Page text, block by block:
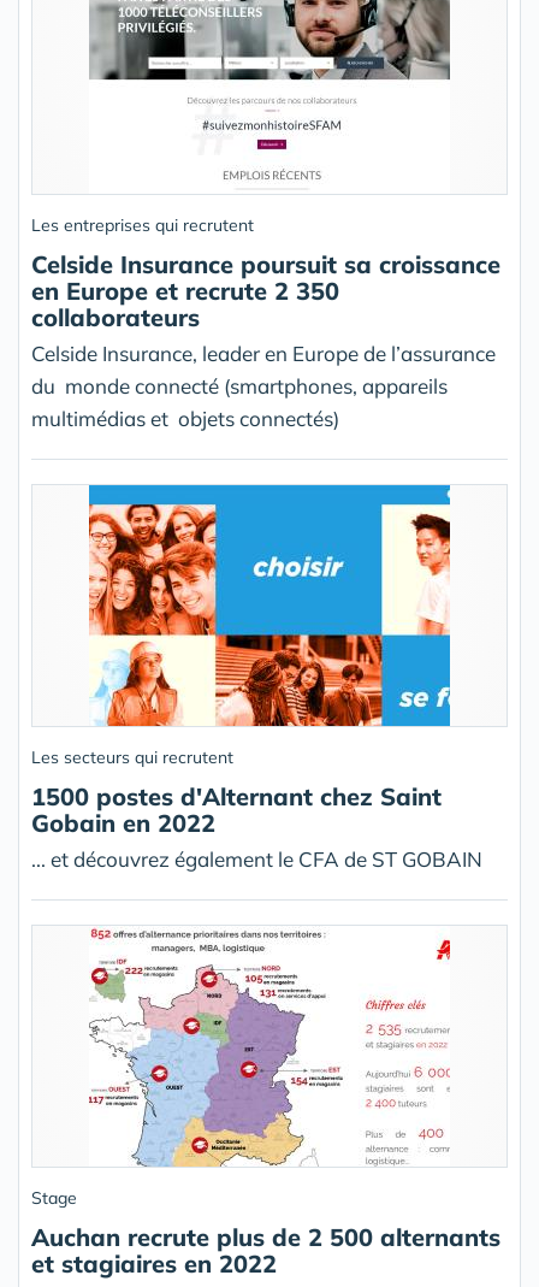
Les entreprises qui recrutent
Celside Insurance poursuit sa croissance
en Europe et recrute 2 350
collaborateurs
Celside Insurance, leader en Europe de l’assurance
du monde connecté (smartphones, appareils
multimédias et objets connectés)
Les secteurs qui recrutent
1500 postes d'Alternant chez Saint
Gobain en 2022
... et découvrez également le CFA de ST GOBAIN
Stage
Auchan recrute plus de 2 500 alternants
et stagiaires en 2022